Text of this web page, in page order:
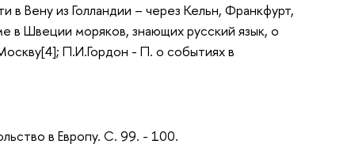
Вену из Голландии – через Кельн, Франкфурт,
в Швеции моряков, знающих русский язык, о
П.И.Гордон - П. о событиях в
в Европу. С. 99. - 100.